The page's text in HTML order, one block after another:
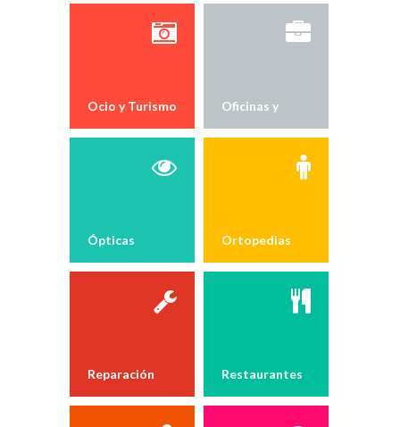
Ocio y Turismo
Oficinas y
Ópticas Ortopedias
Reparación Restaurantes